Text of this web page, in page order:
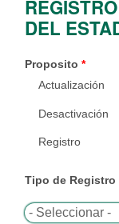
DEL
Proposito *
Actualización
Desactivación
Registro
Tipo de Registro